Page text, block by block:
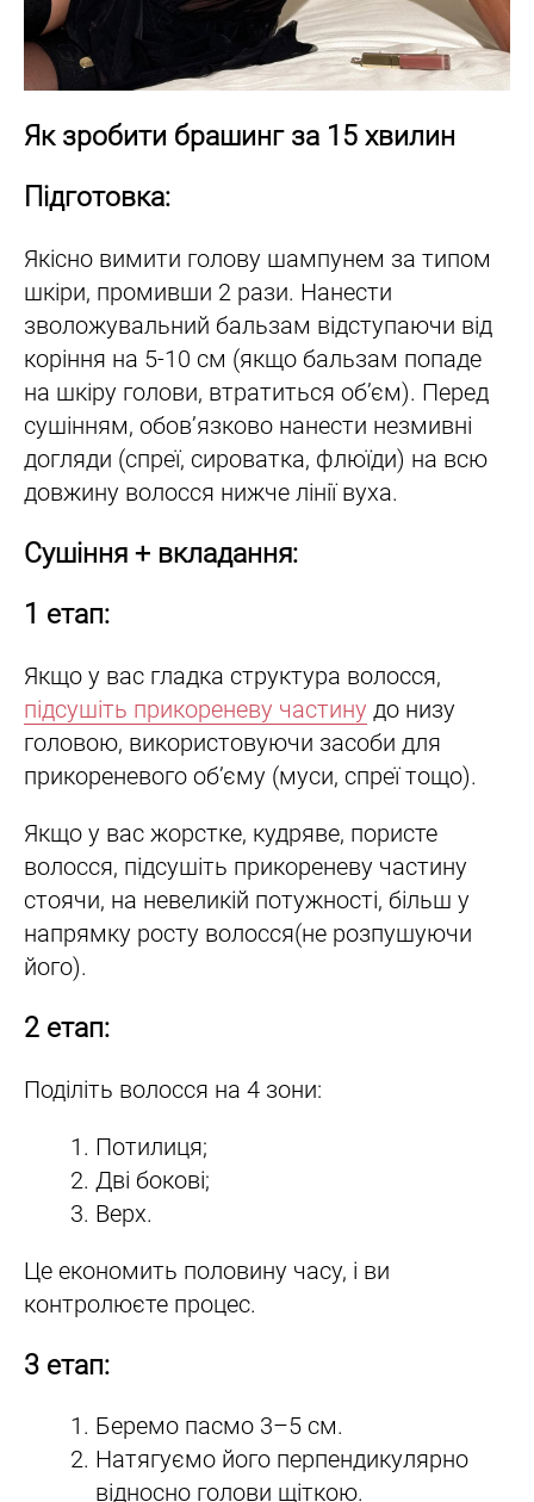
Як зробити брашинг за 15 хвилин
Підготовка:
Якісно вимити голову шампунем за типом
шкіри, промивши 2 рази. Нанести
зволожувальний бальзам відступаючи від
коріння на 5-10 см (якщо бальзам попаде
на шкіру голови, втратиться обʼєм). Перед
сушінням, обов’язково нанести незмивні
догляди (спреї, сироватка, флюїди) на всю
довжину волосся нижче лінії вуха.
Сушіння + вкладання:
1 етап:
Якщо у вас гладка структура волосся,
підсушіть прикореневу частину до низу
головою, використовуючи засоби для
прикореневого обʼєму (муси, спреї тощо).
Якщо у вас жорстке, кудряве, пористе
волосся, підсушіть прикореневу частину
стоячи, на невеликій потужності, більш у
напрямку росту волосся(не розпушуючи
його).
2 етап:
Поділіть волосся на 4 зони:
Потилиця;
Дві бокові;
Верх.
Це економить половину часу, і ви
контролюєте процес.
3 етап:
Беремо пасмо 3–5 см.
Натягуємо його перпендикулярно
відносно голови щіткою.